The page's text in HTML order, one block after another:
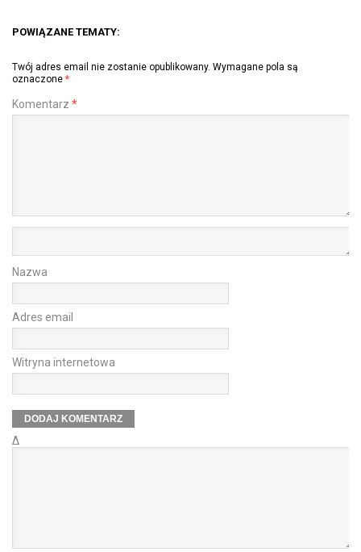
POWIĄZANE TEMATY:
Twój adres email nie zostanie opublikowany. Wymagane pola są
oznaczone *
Komentarz *
Nazwa
Adres email
Witryna internetowa
Δ